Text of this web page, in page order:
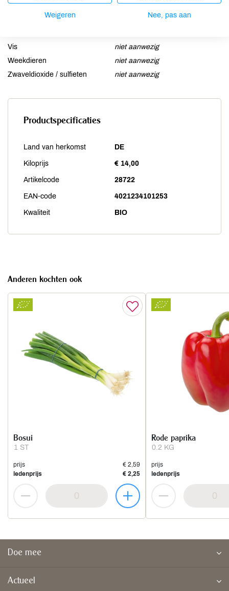
Selderij
niet aanwezig
Vis
niet aanwezig
Weekdieren
niet aanwezig
Zwaveldioxide / sulfieten
niet aanwezig
Productspecificaties
Land van herkomst DE
Kiloprijs € 14,00
Artikelcode 28722
EAN-code 4021234101253
Kwaliteit BIO
Anderen kochten ook
1 ST
Bosui
prijs
€ 2,59
ledenprijs
€ 2,25
0.2 KG
Rode paprika
prijs
ledenprijs
Doe mee
Actueel
Weigeren Nee, pas aan